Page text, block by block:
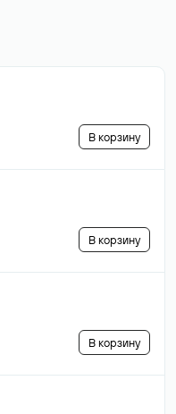
В корзину
В корзину
В корзину